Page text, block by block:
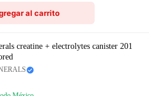
al carrito
creatine + electrolytes canister 201